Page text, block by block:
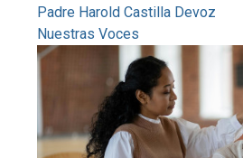
Padre Harold Castilla Devoz
Nuestras Voces